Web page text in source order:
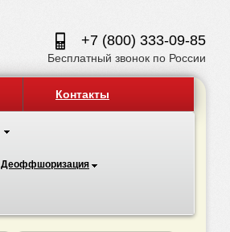
+7 (800) 333-09-85
Бесплатный звонок по России
Контакты
Деоффшоризация